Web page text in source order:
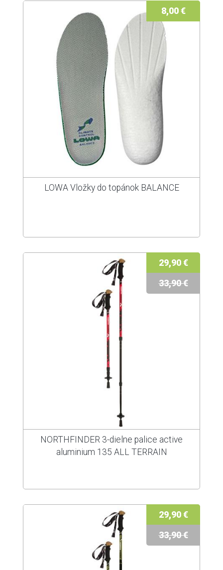
8,00 €
LOWA Vložky do topánok BALANCE
29,90 €
33,90 €
NORTHFINDER 3-dielne palice active
aluminium 135 ALL TERRAIN
29,90 €
33,90 €